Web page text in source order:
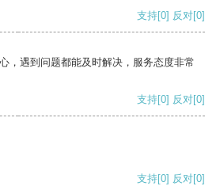
支持[0] 反对[0]
，遇到问题都能及时解决，服务态度非常
支持[0] 反对[0]
支持[0] 反对[0]